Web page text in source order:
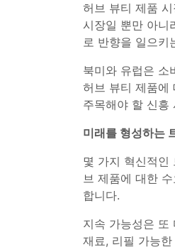
허브 뷰티 제품
시장일 뿐만 아니
로 반향을 일으키
북미와 유럽은 소
허브 뷰티 제품에
주목해야 할 신흥
미래를 형성하는
몇 가지 혁신적인
브 제품에 대한
합니다.
지속 가능성은 또
재료, 리필 가능